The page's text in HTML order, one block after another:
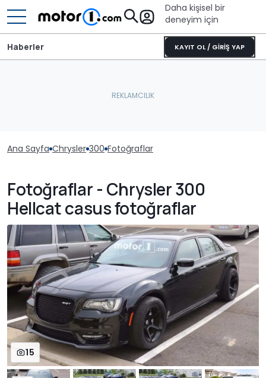
Daha kişisel bir
deneyim için
KAYIT OL / GİRİŞ YAP
Haberler
Ana Sayfa Chrysler 300 Fotoğraflar
Fotoğraflar - Chrysler 300
Hellcat casus fotoğraflar
15